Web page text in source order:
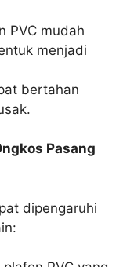
PVC mudah
menjadi
bertahan
Pasang
dipengaruhi